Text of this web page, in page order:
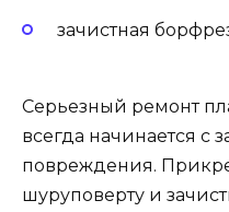
зачистная
Серьезный ремонт
всегда начинается с
повреждения.
шуруповерту и